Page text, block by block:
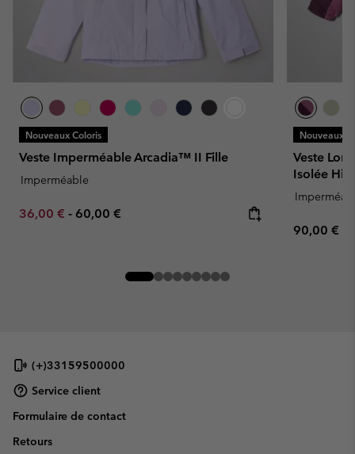
Nouveaux Coloris
Veste Imperméable Arcadia™ II Fille
Imperméable
Minimum sale price:
36,00 € - Maximum price:
60,00 €
Nouveaux
Veste
Isolée
Regular
90,00 €
(+)33159500000
Service client
Formulaire de contact
Retours